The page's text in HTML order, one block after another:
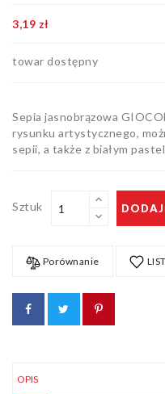
i kalki
Poradniki
do nauki
rysunku
Pędzle
upominkowe
markery i
zakreślacze
kaligrafia
3,19 zł
towar dostępny
Sepia jasnobrązowa
rysunku artystycznego,
sepii, a także z białym
Sztuk
Porównanie
OPIS